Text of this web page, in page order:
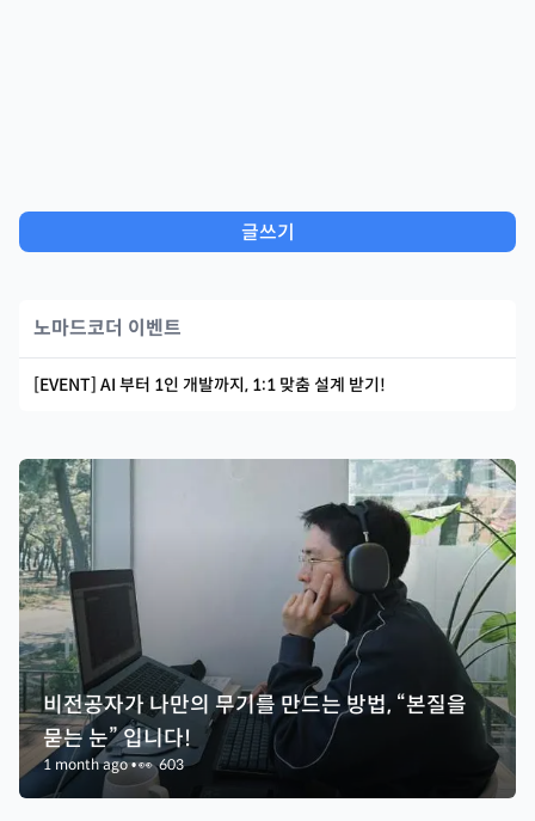
글쓰기
노마드코더 이벤트
[EVENT] AI 부터 1인 개발까지, 1:1 맞춤 설계 받기!
비전공자가 나만의 무기를 만드는 방법, “본질을
묻는 눈” 입니다!
1 month ago•👀603